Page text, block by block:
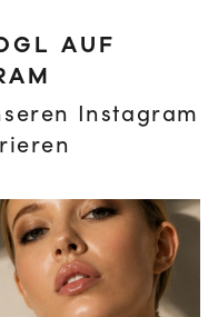
AUF
Instagram